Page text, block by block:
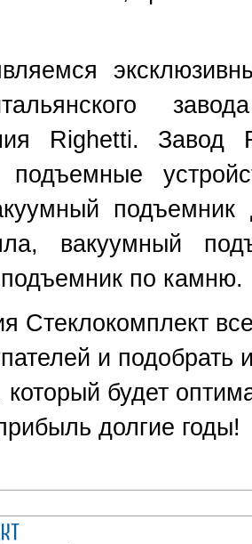
Righetti. Завод
подъемные
вакуумный
по камню.
и подобрать
который будет
долгие годы!